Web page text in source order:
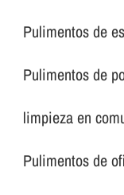
Pulimentos de
Pulimentos de
limpieza en
Pulimentos de